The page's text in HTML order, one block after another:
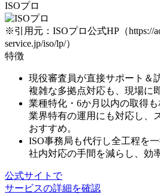
ISOプロ
※引用元：ISOプロ公式HP（https://
service.jp/iso/lp/）
特徴
現役審査員が直接サポート＆
複雑な多拠点対応も、現場に
業種特化・6か月以内の取得
業界特有の運用にも対応し、
おすすめ。
ISO事務局も代行し全工程を
社内対応の手間を減らし、効
公式サイトで
サービスの詳細を確認